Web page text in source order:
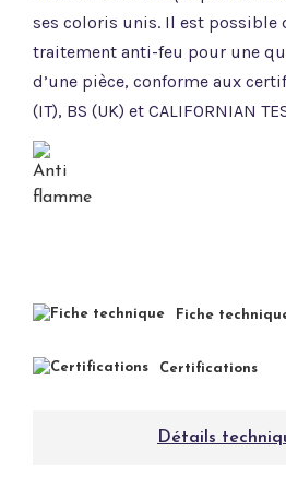
ses coloris unis. Il est possible
traitement anti-feu pour une
d’une pièce, conforme aux
(IT), BS (UK) et CALIFORNIAN
Fiche
Certifications
Détails